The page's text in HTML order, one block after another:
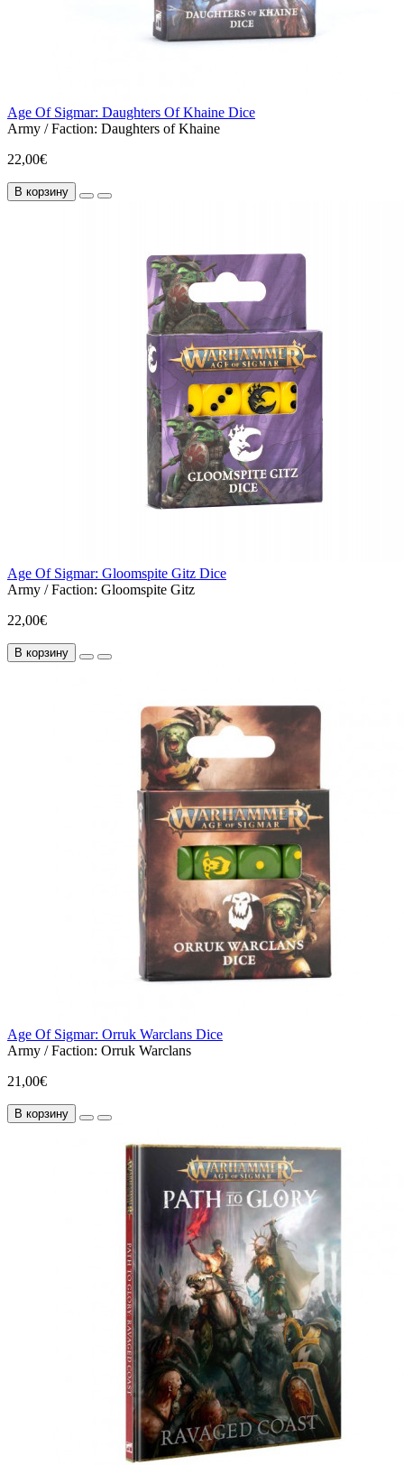
Age Of Sigmar: Daughters Of Khaine Dice
Army / Faction: Daughters of Khaine
22,00€
В корзину
Age Of Sigmar: Gloomspite Gitz Dice
Army / Faction: Gloomspite Gitz
22,00€
В корзину
Age Of Sigmar: Orruk Warclans Dice
Army / Faction: Orruk Warclans
21,00€
В корзину